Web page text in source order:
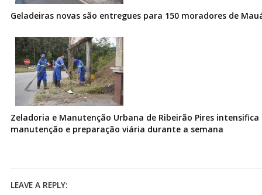
Geladeiras novas são entregues para 150 moradores de
Zeladoria e Manutenção Urbana de Ribeirão Pires intensifica
manutenção e preparação viária durante a semana
LEAVE A REPLY: